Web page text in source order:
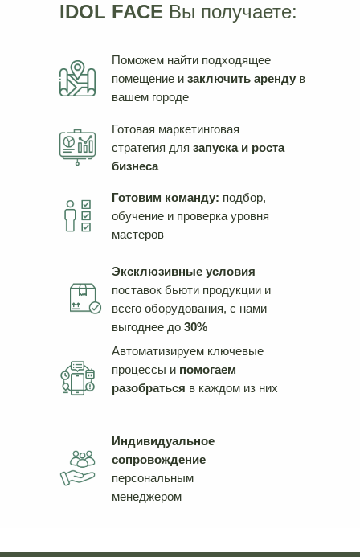
IDOL FACE Вы получаете:
Поможем найти подходящее
помещение и заключить аренду в
вашем городе
Эксклюзивные условия
поставок бьюти продукции и
всего оборудования, с нами
выгоднее до 30%
Готовая маркетинговая
стратегия для запуска и роста
бизнеса
Автоматизируем ключевые
процессы и помогаем
разобраться в каждом из них
Готовим команду: подбор,
обучение и проверка уровня
мастеров
Индивидуальное
сопровождение
персональным
менеджером